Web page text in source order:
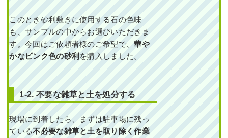
ゴの植栽と砂利敷きを
した事例｜大阪市城東
区J様
作業前 作業後 大きく育った植
このとき砂利敷きに使用する石の色味
も、サンプルの中からお選びいただきま
す。今回はご依頼者様のご希望で、華や
かなピンク色の砂利 を購入しました。
1-2. 不要な雑草と土を処分する
現場に到着したら、まずは駐車場に残っ
ている不必要な雑草と土を取り除く作業